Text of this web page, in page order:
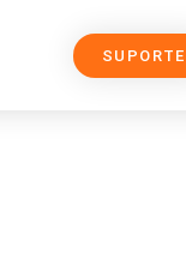
SUPORTE